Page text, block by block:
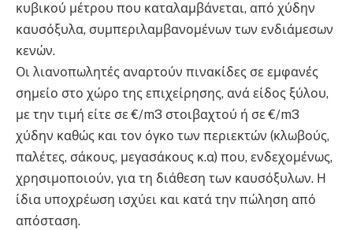
κυβικού μέτρου που καταλαμβάνεται, από χύδην
καυσόξυλα, συμπεριλαμβανομένων των ενδιάμεσων
κενών.
Οι λιανοπωλητές αναρτούν πινακίδες σε εμφανές
σημείο στο χώρο της επιχείρησης, ανά είδος ξύλου,
με την τιμή είτε σε €/m3 στοιβαχτού ή σε €/m3
χύδην καθώς και τον όγκο των περιεκτών (κλωβούς,
παλέτες, σάκους, μεγασάκους κ.α) που, ενδεχομένως,
χρησιμοποιούν, για τη διάθεση των καυσόξυλων. Η
ίδια υποχρέωση ισχύει και κατά την πώληση από
απόσταση.